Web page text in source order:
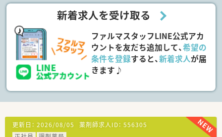
育児・介護のため休憩時間を2〜4時間にすることも可能です
≪業務内容≫
■広域の処方箋に対する調剤・監査・服薬指導業務を主に対応い
ただきます。
■近隣には複数のクリニックがあり、基幹病院からも処方箋を受
けています。
■調剤業務の傍ら、OTCの相談対応などもございますので、調
≪研修制度≫
■コミュニケーションや接遇といった対人スキルだけでなく、病
態と薬の関係性、薬事関係法規といった薬剤師としてのスキルを
新着求人を受け取る
ファルマスタッフLINE公式アカ
ウントを友だち追加して、希望の
条件を登録すると、新着求人が届
きます♪
更新日： 2026/08/05 薬剤師求人ID： 556305